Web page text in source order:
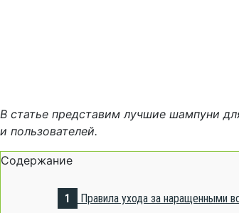
В статье представим лучшие шампуни
и пользователей.
Содержание
1
Правила ухода за наращенными